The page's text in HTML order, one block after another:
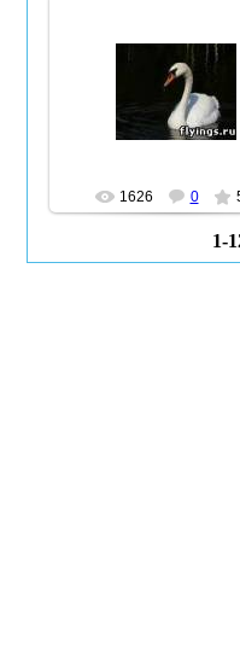
26.10.2010
farid47
1626 0
1-